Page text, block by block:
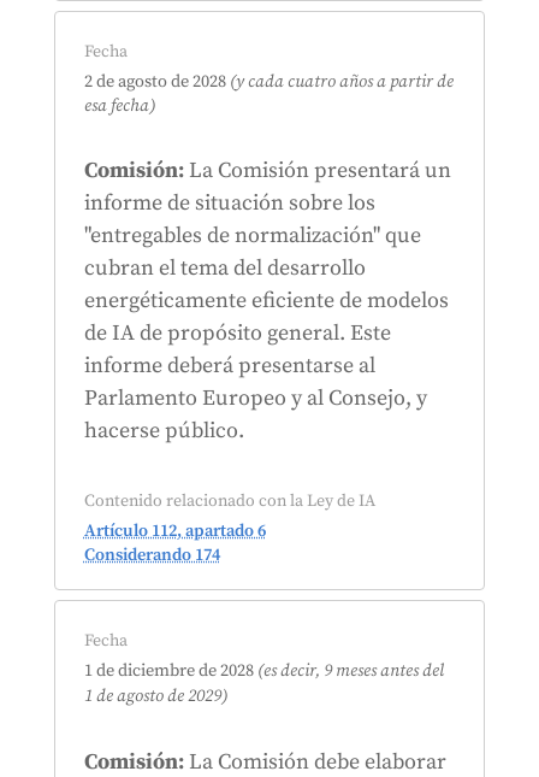
Fecha
2 de agosto de 2028 (y cada cuatro años a partir de
esa fecha)
Comisión:La Comisión presentará un
informe de situación sobre los
"entregables de normalización" que
cubran el tema del desarrollo
energéticamente eficiente de modelos
de IA de propósito general. Este
informe deberá presentarse al
Parlamento Europeo y al Consejo, y
hacerse público.
Contenido relacionado con la Ley de IA
Artículo 112, apartado 6
Considerando 174
Fecha
1 de diciembre de 2028 (es decir, 9 meses antes del
1 de agosto de 2029)
Comisión:La Comisión debe elaborar